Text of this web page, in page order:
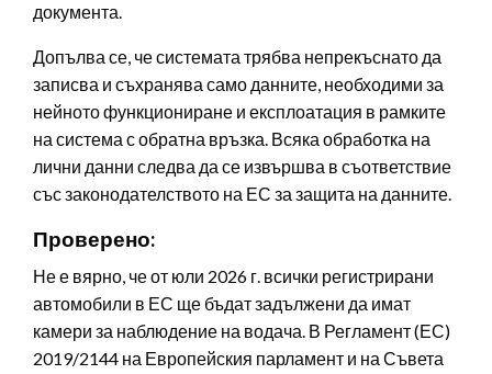
документа.
Допълва се, че системата трябва непрекъснато да
записва и съхранява само данните, необходими за
нейното функциониране и експлоатация в рамките
на система с обратна връзка. Всяка обработка на
лични данни следва да се извършва в съответствие
със законодателството на ЕС за защита на данните.
Проверено:
Не е вярно, че от юли 2026 г. всички регистрирани
автомобили в ЕС ще бъдат задължени да имат
камери за наблюдение на водача. В Регламент (ЕС)
2019/2144 на Европейския парламент и на Съвета